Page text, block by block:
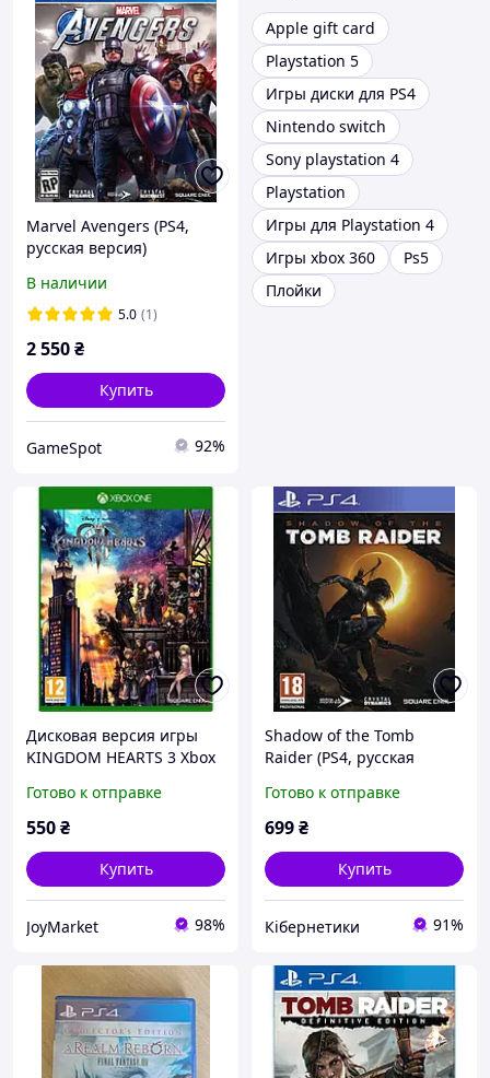
Marvel Avengers (PS4,
русская версия)
В наличии
5.0 (1)
2 550₴
Купить
GameSpot 92%
Apple gift card
Playstation 5
Игры диски для PS4
Nintendo switch
Sony playstation 4
Playstation
Игры для Playstation 4
Игры xbox 360
Ps5
Плойки
Дисковая версия игры
KINGDOM HEARTS 3 Xbox
Готово к отправке
550₴
Купить
JoyMarket 98%
Shadow of the Tomb
Raider (PS4, русская
Готово к отправке
699₴
Купить
Кібернетики 91%